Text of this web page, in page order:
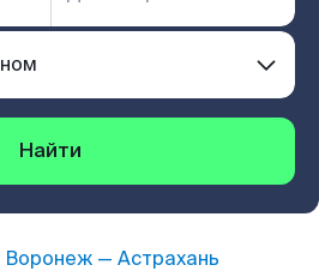
Найти
Воронеж — Астрахань